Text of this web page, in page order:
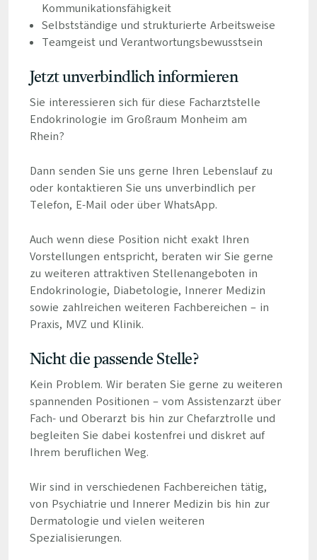
Kommunikationsfähigkeit
Selbstständige und strukturierte Arbeitsweise
Teamgeist und Verantwortungsbewusstsein
Jetzt unverbindlich informieren
Sie interessieren sich für diese Facharztstelle
Endokrinologie im Großraum Monheim am
Rhein?
Dann senden Sie uns gerne Ihren Lebenslauf zu
oder kontaktieren Sie uns unverbindlich per
Telefon, E-Mail oder über WhatsApp.
Auch wenn diese Position nicht exakt Ihren
Vorstellungen entspricht, beraten wir Sie gerne
zu weiteren attraktiven Stellenangeboten in
Endokrinologie, Diabetologie, Innerer Medizin
sowie zahlreichen weiteren Fachbereichen – in
Praxis, MVZ und Klinik.
Nicht die passende Stelle?
Kein Problem. Wir beraten Sie gerne zu weiteren
spannenden Positionen – vom Assistenzarzt über
Fach- und Oberarzt bis hin zur Chefarztrolle und
begleiten Sie dabei kostenfrei und diskret auf
Ihrem beruflichen Weg.
Wir sind in verschiedenen Fachbereichen tätig,
von Psychiatrie und Innerer Medizin bis hin zur
Dermatologie und vielen weiteren
Spezialisierungen.